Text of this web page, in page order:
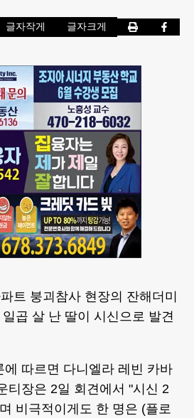
글자작게 글자크게
트 붕괴참사 현장의 잔해더미
곱 살 난 딸이 시신으로 발견
에 따르면 다니엘라 레빈 카바
티장은 2일 회견에서 "시신 2
비극적이게도 한 명은 (플로